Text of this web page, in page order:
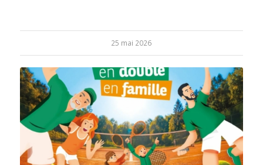
25 mai 2026